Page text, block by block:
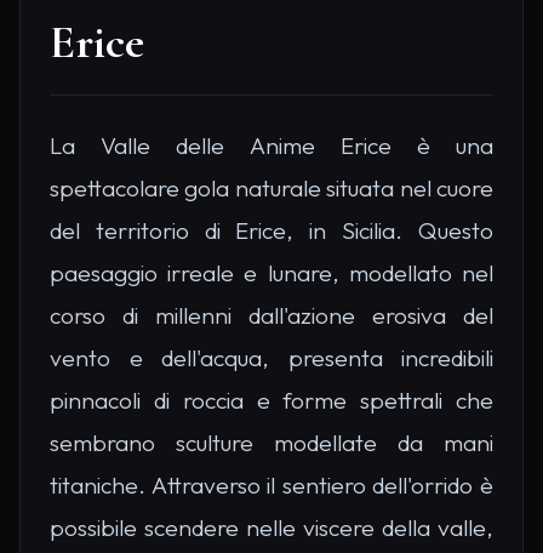
Erice
La Valle delle Anime Erice è una
spettacolare gola naturale situata nel cuore
del territorio di Erice, in Sicilia. Questo
paesaggio irreale e lunare, modellato nel
corso di millenni dall'azione erosiva del
vento e dell'acqua, presenta incredibili
pinnacoli di roccia e forme spettrali che
sembrano sculture modellate da mani
titaniche. Attraverso il sentiero dell'orrido è
possibile scendere nelle viscere della valle,